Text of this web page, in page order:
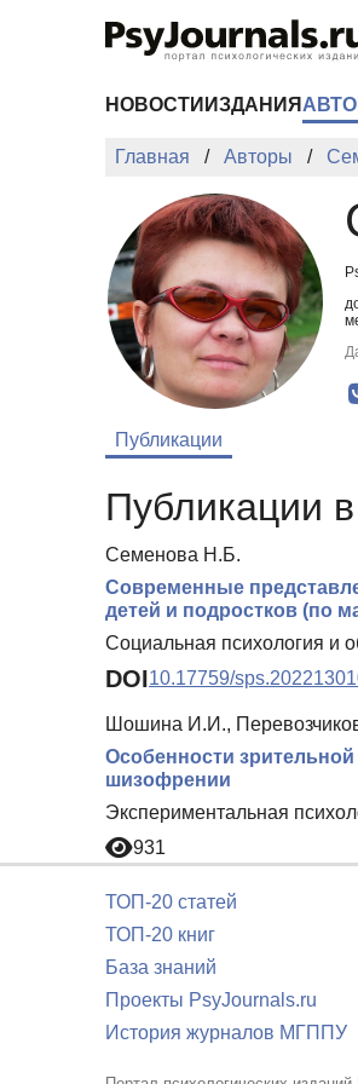
НОВОСТИ ИЗДАНИЯ
Главная Авторы
Публикации
Публикации
Семенова Н.Б.
Современные
детей и подростков (по
Социальная психология и
DOI10.17759/
Шошина И.И.,
Особенности
шизофрении
Экспериментальная
931
ТОП-20 статей
ТОП-20 книг
База знаний
Проекты PsyJournals.ru
История журналов МГППУ